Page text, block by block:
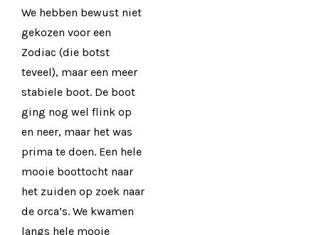
We hebben bewust niet
gekozen voor een
Zodiac (die botst
teveel), maar een meer
stabiele boot. De boot
ging nog wel flink op
en neer, maar het was
prima te doen. Een hele
mooie boottocht naar
het zuiden op zoek naar
de orca’s. We kwamen
langs hele mooie